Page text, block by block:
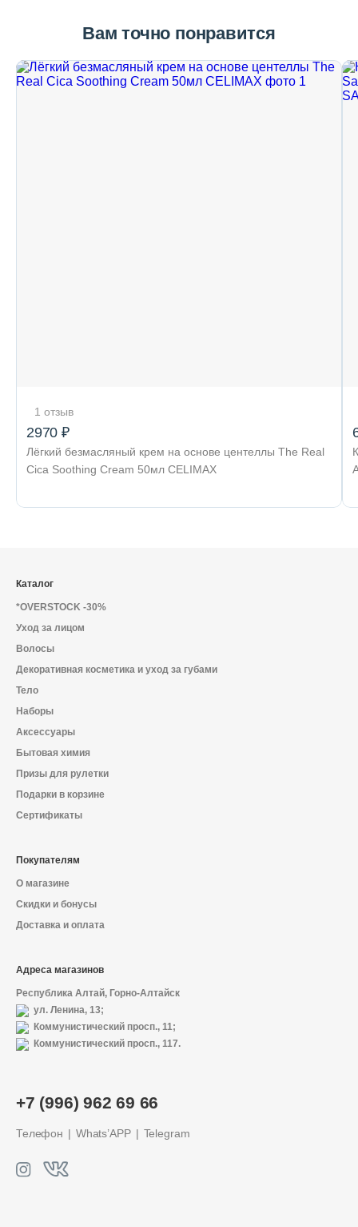
Вам точно понравится
1 отзыв
2970 ₽
Лёгкий безмасляный крем на основе центеллы The Real
Cica Soothing Cream 50мл CELIMAX
+7 (996) 962 69 66
Телефон Whats’APP Telegram
Каталог
*OVERSTOCK -30%
Уход за лицом
Волосы
Декоративная косметика и уход за губами
Тело
Наборы
Аксессуары
Бытовая химия
Призы для рулетки
Подарки в корзине
Сертификаты
Покупателям
О магазине
Скидки и бонусы
Доставка и оплата
Адреса магазинов
Республика Алтай, Горно-Алтайск
ул. Ленина, 13;
Коммунистический просп., 11;
Коммунистический просп., 117.